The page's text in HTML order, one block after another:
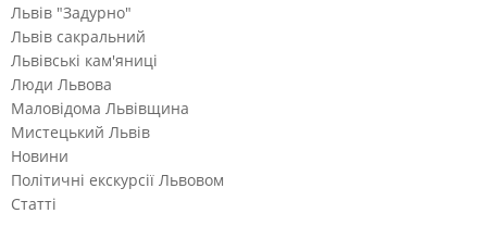
Львів "Задурно"
Львів сакральний
Львівські кам'яниці
Люди Львова
Маловідома Львівщина
Мистецький Львів
Новини
Політичні екскурсії Львовом
Статті